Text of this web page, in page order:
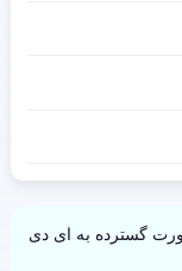
گسترده به ای دی